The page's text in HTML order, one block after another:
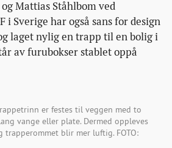
Mattias Ståhlbom ved
Sverige har også sans for design
laget nylig en trapp til en bolig i
av furubokser stablet oppå
er festes til veggen med to
vange eller plate. Dermed oppleves
trapperommet blir mer luftig. FOTO: